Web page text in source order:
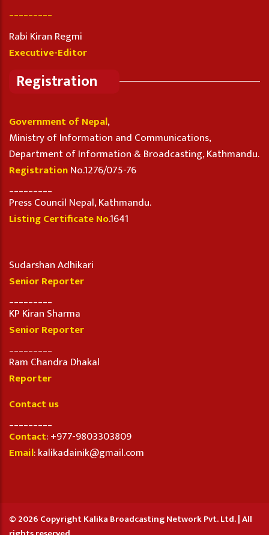
_________
Rabi Kiran Regmi
Executive-Editor
Registration
Government of Nepal,
Ministry of Information and Communications,
Department of Information & Broadcasting, Kathmandu.
RegistrationNo.1276/075-76
Press Council Nepal, Kathmandu.
Listing Certificate No.1641
Sudarshan Adhikari
Senior Reporter
KP Kiran Sharma
Senior Reporter
Ram Chandra Dhakal
Reporter
Contact us
Contact: +977-9803303809
Email: kalikadainik@gmail.com
© 2026 Copyright Kalika Broadcasting Network Pvt. Ltd. | All